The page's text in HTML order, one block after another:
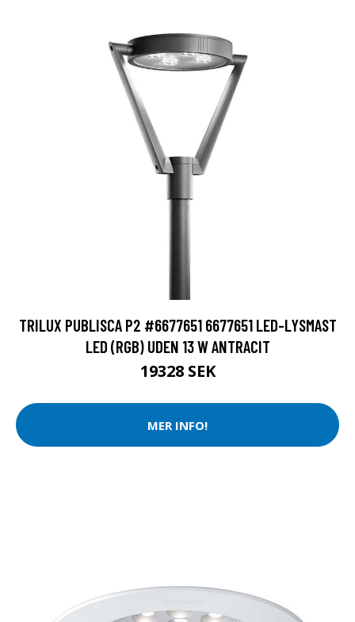
TRILUX PUBLISCA P2 #6677651 6677651 LED-LYSMAST
LED (RGB) UDEN 13 W ANTRACIT
19328 SEK
MER INFO!